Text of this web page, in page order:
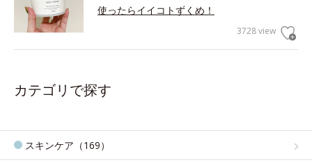
使ったらイイコトずくめ！
3728 view
カテゴリで探す
スキンケア（169）